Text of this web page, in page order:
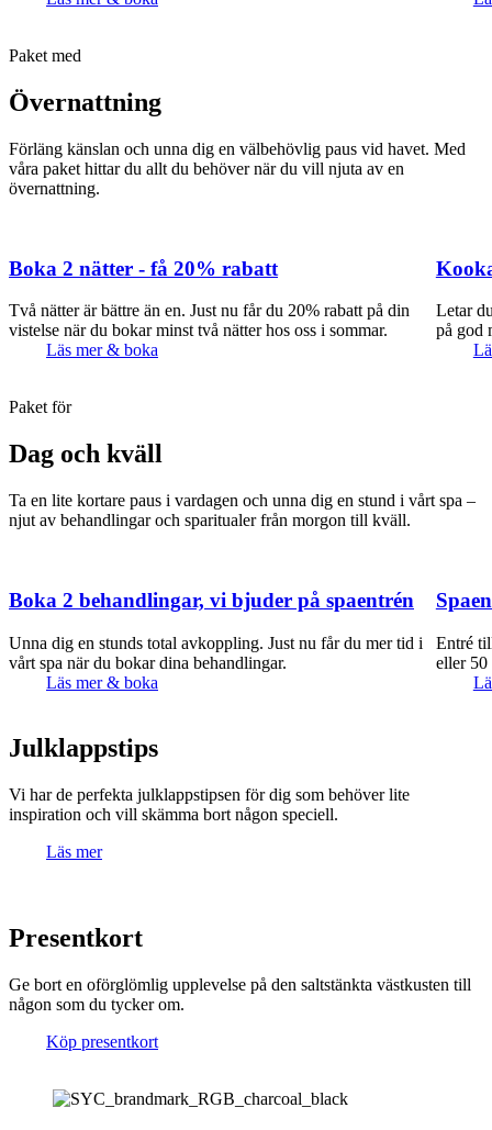
Paket med
Övernattning
Förläng känslan och unna dig en välbehövlig paus vid havet. Med
våra paket hittar du allt du behöver när du vill njuta av en
övernattning.
Boka 2 nätter - få 20% rabatt
Två nätter är bättre än en. Just nu får du 20% rabatt på din
vistelse när du bokar minst två nätter hos oss i sommar.
Läs mer & boka
Letar
på god
Paket för
Dag och kväll
Ta en lite kortare paus i vardagen och unna dig en stund i vårt spa –
njut av behandlingar och sparitualer från morgon till kväll.
Boka 2 behandlingar, vi bjuder på spaentrén
Unna dig en stunds total avkoppling. Just nu får du mer tid i
vårt spa när du bokar dina behandlingar.
Läs mer & boka
Entré
eller 50
Julklapps­tips
Vi har de perfekta julklappstipsen för dig som behöver lite
inspiration och vill skämma bort någon speciell.
Läs mer
Presentkort
Ge bort en oförglömlig upplevelse på den saltstänkta västkusten till
någon som du tycker om.
Köp presentkort